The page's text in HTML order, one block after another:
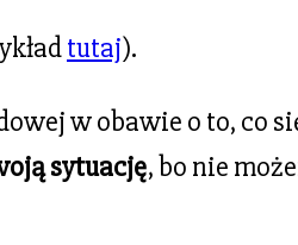
tutaj).
w obawie o to, co
sytuację, bo nie